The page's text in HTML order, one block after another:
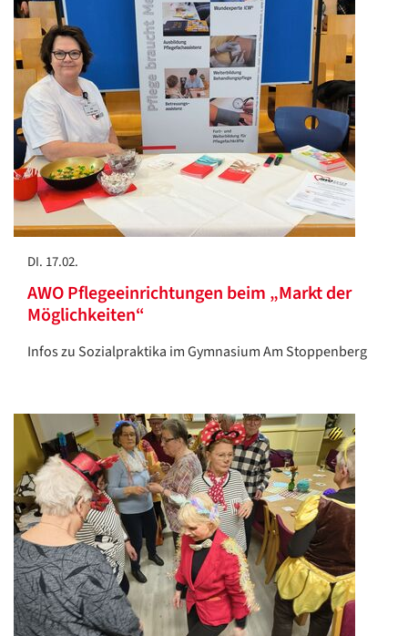
DI. 17.02.
AWO Pflegeeinrichtungen beim „Markt der
Möglichkeiten“
Infos zu Sozialpraktika im Gymnasium Am Stoppenberg
Datenschutzerklärung
Datenschutzerklärung
Google
Datenschutzerklärung
Translate